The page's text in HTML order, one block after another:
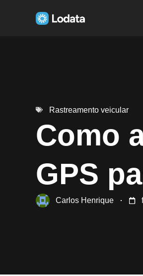
Rastreamento veicular
Como
GPS
Carlos Henrique